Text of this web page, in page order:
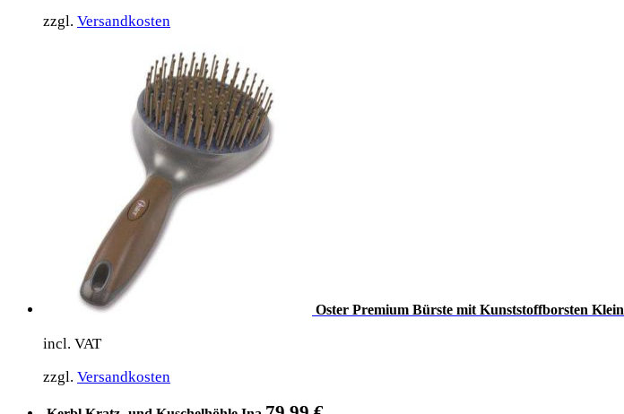
zzgl. Versandkosten
Oster Premium Bürste mit Kunststoffborsten Klein
incl. VAT
zzgl. Versandkosten